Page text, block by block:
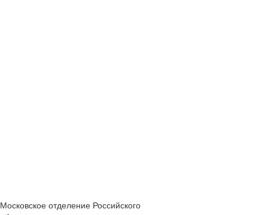
Московское отделение Российского